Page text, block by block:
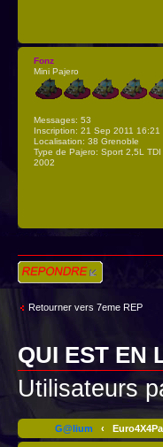
Fonz
Mini Pajero
Messages: 53
Inscription: 21 Sep 2011 16:21
Localisation: 38 Grenoble
Type de Pajero: Sport 2,5L TDI
2002
Répondre
Retourner vers 7eme REP
QUI EST EN
Utilisateurs
G@lium ‹